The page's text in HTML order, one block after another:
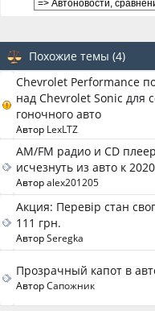
Похожие темы (4)
Chevrolet Performance
над Chevrolet Sonic для
гоночного авто
Автор LexLTZ
AM/FM радио и CD
исчезнуть из авто к
Авторalex201205
Акция: Перевір стан
111 грн.
АвторSeregka
Прозрачный капот в
АвторСапожник